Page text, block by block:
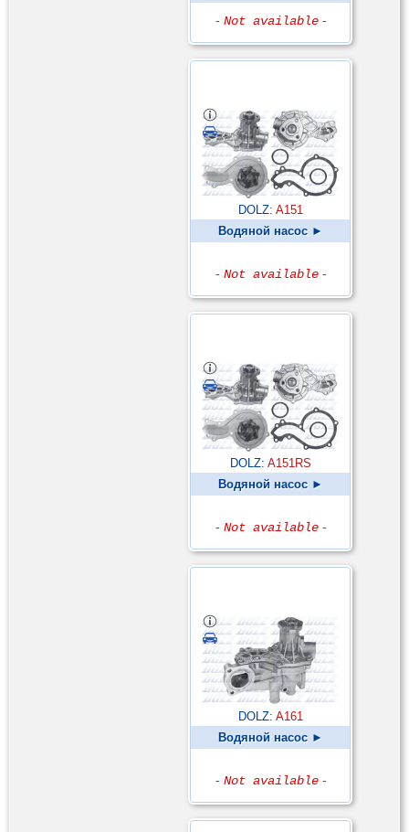
- Not available -
DOLZ: A151
Водяной насос ►
- Not available -
DOLZ: A151RS
Водяной насос ►
- Not available -
DOLZ: A161
Водяной насос ►
- Not available -